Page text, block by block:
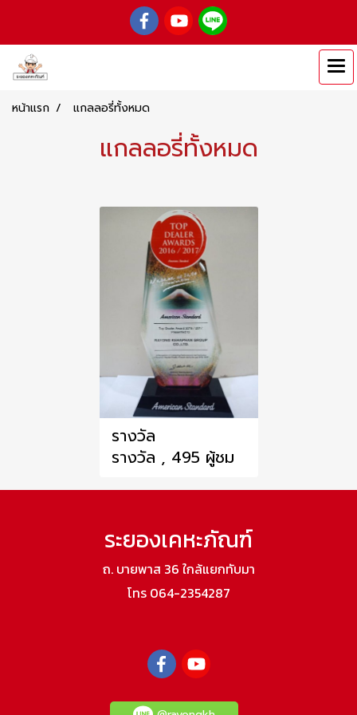
หน้าแรก แกลลอรี่ทั้งหมด
แกลลอรี่ทั้งหมด
รางวัล
รางวัล , 495 ผู้ชม
ระยองเคหะภัณฑ์
ถ. บายพาส 36 ใกล้แยกทับมา
โทร 064-2354287